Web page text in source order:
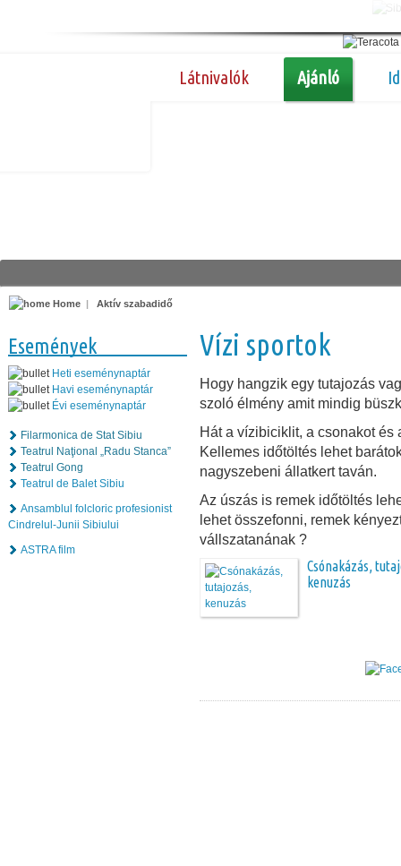
Látnivalók Ajánló
Home | Aktív szabadidő
Események
Heti eseménynaptár
Havi eseménynaptár
Évi eseménynaptár
Filarmonica de Stat Sibiu
Teatrul Naţional „Radu Stanca”
Teatrul Gong
Teatrul de Balet Sibiu
Ansamblul folcloric profesionist
Cindrelul-Junii Sibiului
ASTRA film
Vízi sportok
Hogy hangzik egy tutajozás
szoló élmény amit mindig
Hát a vízibiciklit, a csonakot és
Kellemes időtöltés lehet
nagyszebeni állatkert taván.
Az úszás is remek időtöltés
lehet összefonni, remek
vállszatanának ?
Csónakázás,
kenuzás